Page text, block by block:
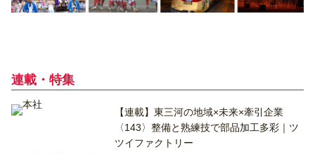
連載・特集
【連載】東三河の地域×未来×牽引企業
〈143〉整備と熟練技で部品加工多彩｜ツ
ツイファクトリー